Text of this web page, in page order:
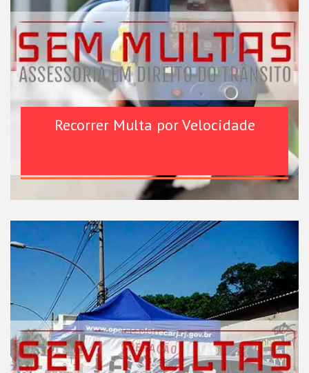
Recorrer Multa por Velocidade